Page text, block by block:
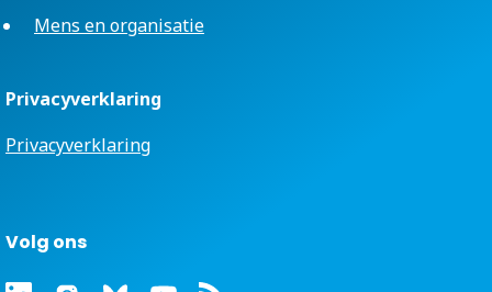
Mens en organisatie
Privacyverklaring
Privacyverklaring
Volg ons